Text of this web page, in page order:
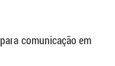
comunicação em